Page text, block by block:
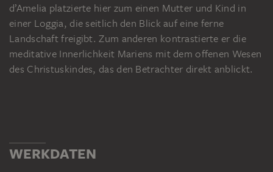
d’Amelia platzierte hier zum einen Mutter und Kind in
einer Loggia, die seitlich den Blick auf eine ferne
Landschaft freigibt. Zum anderen kontrastierte er die
meditative Innerlichkeit Mariens mit dem offenen Wesen
des Christuskindes, das den Betrachter direkt anblickt.
WERKDATEN